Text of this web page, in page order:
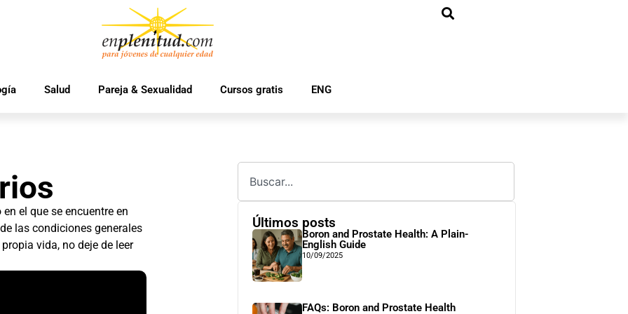
Salud Pareja & Sexualidad Cursos gratis ENG
el que se encuentre en
las condiciones generales
vida, no deje de leer
Últimos posts
Boron and Prostate Health: A Plain-
English Guide
10/09/2025
FAQs: Boron and Prostate Health